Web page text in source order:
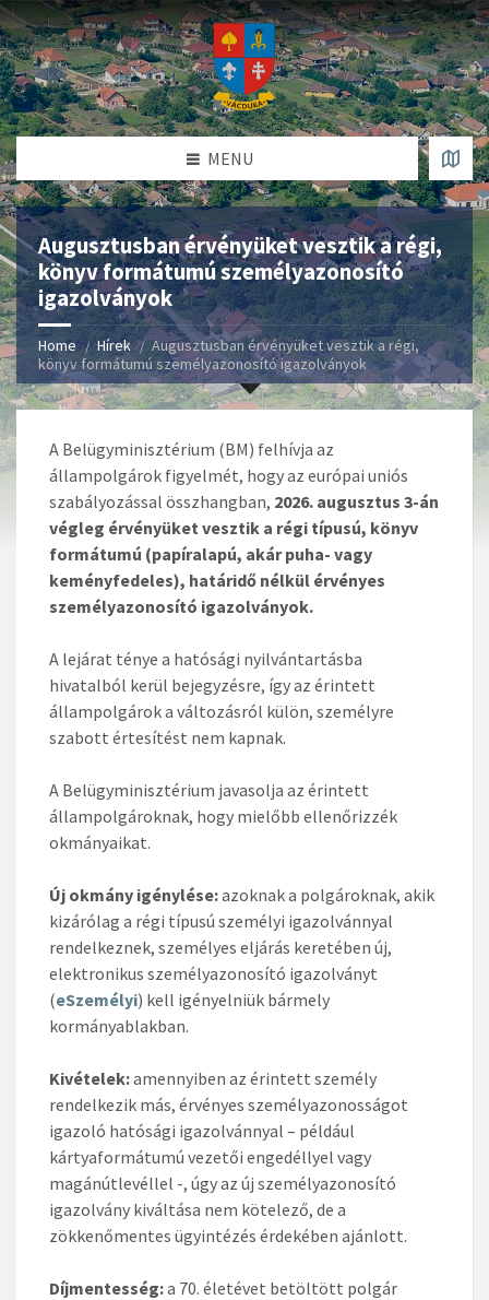
MENU
Augusztusban érvényüket vesztik a régi,
könyv formátumú személyazonosító
igazolványok
Home Hírek
Augusztusban érvényüket vesztik a régi,
könyv formátumú személyazonosító igazolványok
A Belügyminisztérium (BM) felhívja az
állampolgárok figyelmét, hogy az európai uniós
szabályozással összhangban, 2026. augusztus 3-án
végleg érvényüket vesztik a régi típusú, könyv
formátumú (papíralapú, akár puha- vagy
keményfedeles), határidő nélkül érvényes
személyazonosító igazolványok.
A lejárat ténye a hatósági nyilvántartásba
hivatalból kerül bejegyzésre, így az érintett
állampolgárok a változásról külön, személyre
szabott értesítést nem kapnak.
A Belügyminisztérium javasolja az érintett
állampolgároknak, hogy mielőbb ellenőrizzék
okmányaikat.
Új okmány igénylése:azoknak a polgároknak, akik
kizárólag a régi típusú személyi igazolvánnyal
rendelkeznek, személyes eljárás keretében új,
elektronikus személyazonosító igazolványt
(eSzemélyi) kell igényelniük bármely
kormányablakban.
Kivételek:amennyiben az érintett személy
rendelkezik más, érvényes személyazonosságot
igazoló hatósági igazolvánnyal – például
kártyaformátumú vezetői engedéllyel vagy
magánútlevéllel -, úgy az új személyazonosító
igazolvány kiváltása nem kötelező, de a
zökkenőmentes ügyintézés érdekében ajánlott.
Díjmentesség:a 70. életévet betöltött polgár